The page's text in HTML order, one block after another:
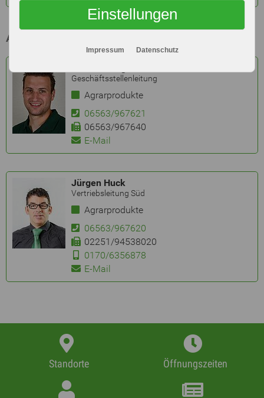
Ansprechpartner:
Geschäftsstellenleitung
Agrarprodukte
06563/967621
06563/967640
E-Mail
Jürgen Huck
Vertriebsleitung Süd
Agrarprodukte
06563/967620
02251/94538020
0170/6356878
E-Mail
Standorte Öffnungszeiten
Einstellungen
Impressum Datenschutz